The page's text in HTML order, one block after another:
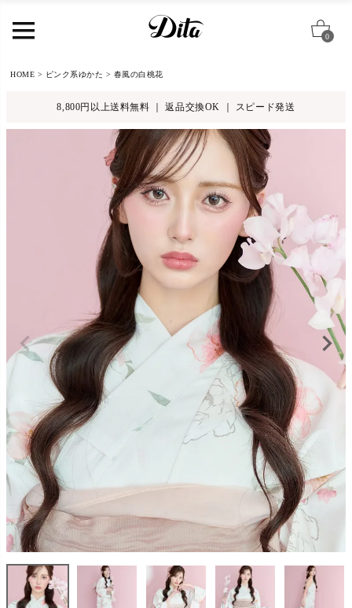
0
HOME ピンク系ゆかた 春風の白桃花
8,800円以上送料無料 ｜ 返品交換OK ｜ スピード発送